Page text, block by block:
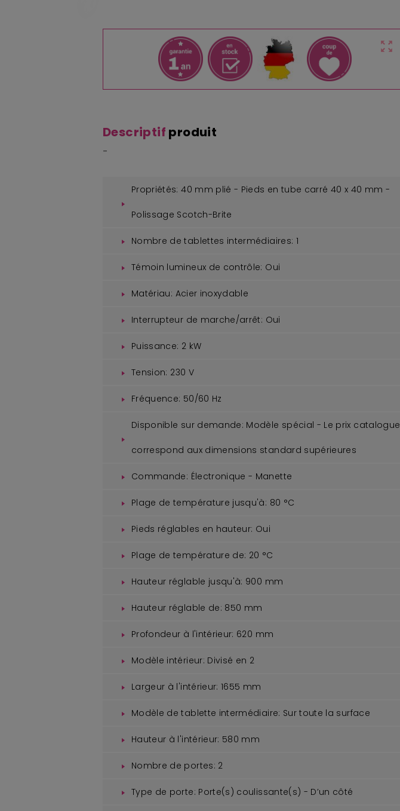
zoom_out_map
Descriptif produit
-
Propriétés: 40 mm plié - Pieds en tube carré 40 x 40 mm -
Polissage Scotch-Brite
Nombre de tablettes intermédiaires: 1
Témoin lumineux de contrôle: Oui
Matériau: Acier inoxydable
Interrupteur de marche/arrêt: Oui
Puissance: 2 kW
Tension: 230 V
Fréquence: 50/60 Hz
Disponible sur demande: Modèle spécial - Le prix catalogue
correspond aux dimensions standard supérieures
Commande: Électronique - Manette
Plage de température jusqu'à: 80 °C
Pieds réglables en hauteur: Oui
Plage de température de: 20 °C
Hauteur réglable jusqu'à: 900 mm
Hauteur réglable de: 850 mm
Profondeur à l'intérieur: 620 mm
Modèle intérieur: Divisé en 2
Largeur à l'intérieur: 1655 mm
Modèle de tablette intermédiaire: Sur toute la surface
Hauteur à l'intérieur: 580 mm
Nombre de portes: 2
Type de porte: Porte(s) coulissante(s) - D’un côté